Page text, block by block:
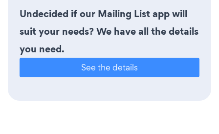
Undecided if our Mailing List app will
suit your needs? We have all the details
you need.
See the details